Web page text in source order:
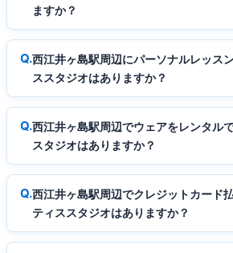
ますか？
西江井ヶ島駅周辺にパーソナルレッス
ススタジオはありますか？
西江井ヶ島駅周辺でウェアをレンタル
スタジオはありますか？
西江井ヶ島駅周辺でクレジットカード
ティススタジオはありますか？